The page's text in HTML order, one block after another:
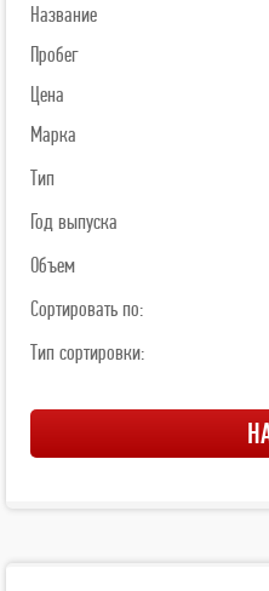
Название
Пробег
Цена
Марка
Тип
Год выпуска
Объем
Сортировать по:
Тип сортировки: